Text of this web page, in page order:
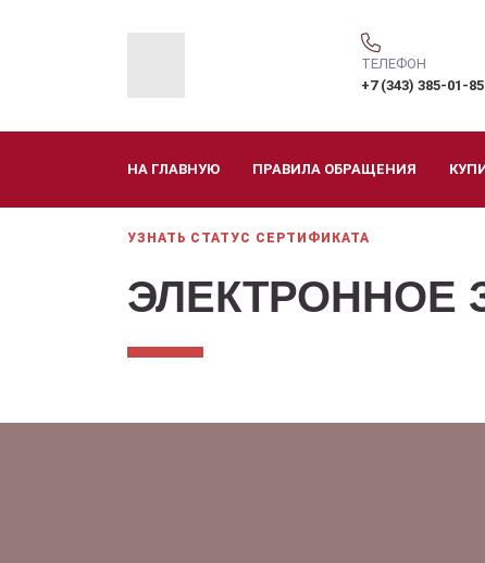
ТЕЛЕФОН
+7 (343) 385-01-85
НА ГЛАВНУЮ ПРАВИЛА ОБРАЩЕНИЯ
УЗНАТЬ СТАТУС СЕРТИФИКАТА
ЭЛЕКТРОННОЕ